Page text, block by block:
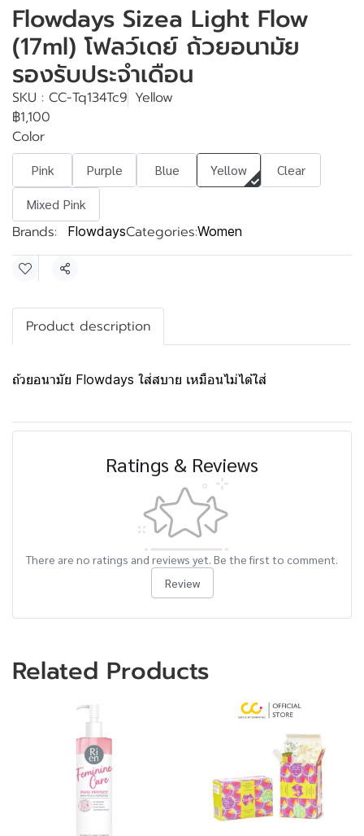
Flowdays Sizea Light Flow
(17ml) โฟลว์เดย์ ถ้วยอนามัย
รองรับประจำเดือน
SKU : CC-Tq134Tc9 Yellow
฿1,100
Color
Pink Purple Blue Yellow
Clear
Mixed Pink
Brands: FlowdaysCategories:Women
Share
Product description
ถ้วยอนามัย Flowdays ใส่สบาย เหมือนไม่ได้ใส่
Ratings & Reviews
There are no ratings and reviews yet. Be the first to comment.
Review
Related Products